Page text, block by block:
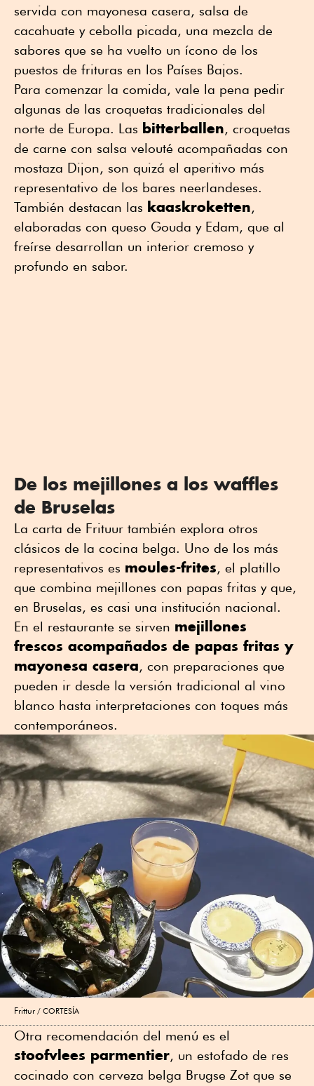
servida con mayonesa casera, salsa de
cacahuate y cebolla picada, una mezcla de
sabores que se ha vuelto un ícono de los
puestos de frituras en los Países Bajos.
Para comenzar la comida, vale la pena pedir
algunas de las croquetas tradicionales del
norte de Europa. Las bitterballen, croquetas
de carne con salsa velouté acompañadas con
mostaza Dijon, son quizá el aperitivo más
representativo de los bares neerlandeses.
También destacan las kaaskroketten,
elaboradas con queso Gouda y Edam, que al
freírse desarrollan un interior cremoso y
profundo en sabor.
De los mejillones a los waffles
de Bruselas
La carta de Frituur también explora otros
clásicos de la cocina belga. Uno de los más
representativos es moules-frites, el platillo
que combina mejillones con papas fritas y que,
en Bruselas, es casi una institución nacional.
En el restaurante se sirven mejillones
frescos acompañados de papas fritas y
mayonesa casera, con preparaciones que
pueden ir desde la versión tradicional al vino
blanco hasta interpretaciones con toques más
contemporáneos.
Frittur CORTESÍA
Otra recomendación del menú es el
stoofvlees parmentier, un estofado de res
cocinado con cerveza belga Brugse Zot que se